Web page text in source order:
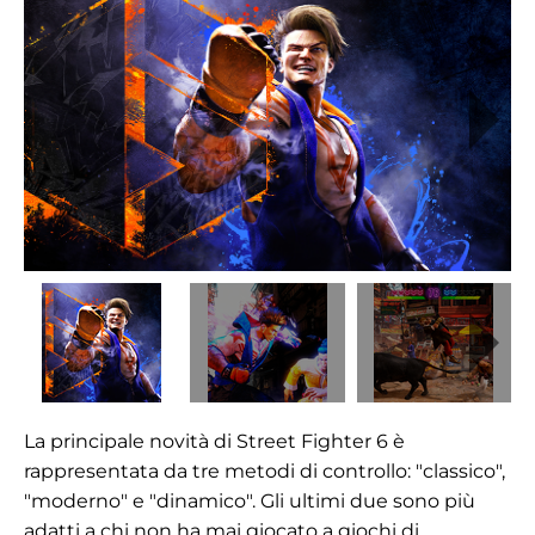
La principale novità di Street Fighter 6 è
rappresentata da tre metodi di controllo: "classico",
"moderno" e "dinamico". Gli ultimi due sono più